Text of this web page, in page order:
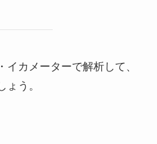
イカメーターで解析して、
う。